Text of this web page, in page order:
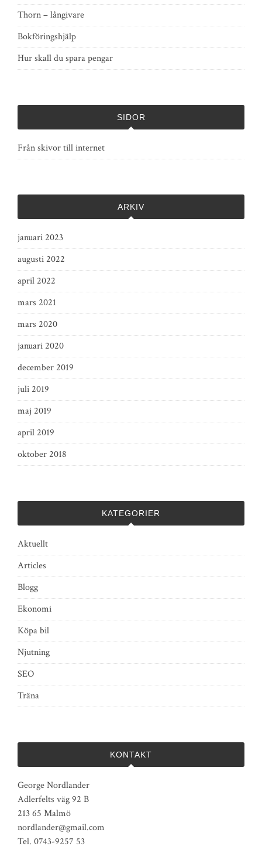
Thorn – långivare
Bokföringshjälp
Hur skall du spara pengar
SIDOR
Från skivor till internet
ARKIV
januari 2023
augusti 2022
april 2022
mars 2021
mars 2020
januari 2020
december 2019
juli 2019
maj 2019
april 2019
oktober 2018
KATEGORIER
Aktuellt
Articles
Blogg
Ekonomi
Köpa bil
Njutning
SEO
Träna
KONTAKT
George Nordlander
Adlerfelts väg 92 B
213 65 Malmö
nordlander@gmail.com
Tel. 0743-9257 53